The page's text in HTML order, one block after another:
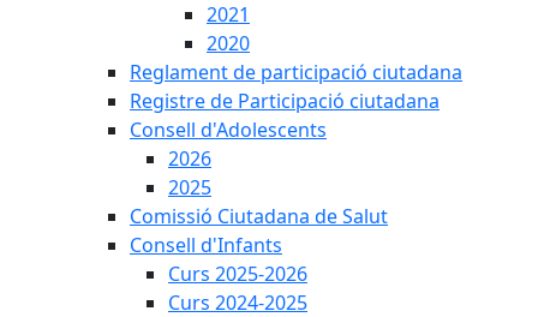
2021
2020
Reglament de participació ciutadana
Registre de Participació ciutadana
Consell d'Adolescents
2026
2025
Comissió Ciutadana de Salut
Consell d'Infants
Curs 2025-2026
Curs 2024-2025